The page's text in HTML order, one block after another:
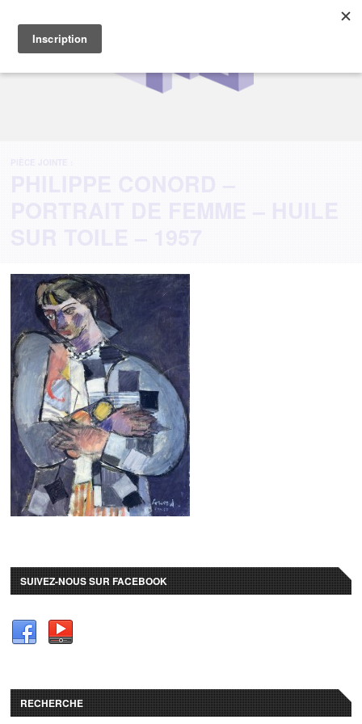
PIÈCE JOINTE :
PHILIPPE CONORD –
PORTRAIT DE FEMME – HUILE
SUR TOILE – 1957
SUIVEZ-NOUS SUR FACEBOOK
RECHERCHE